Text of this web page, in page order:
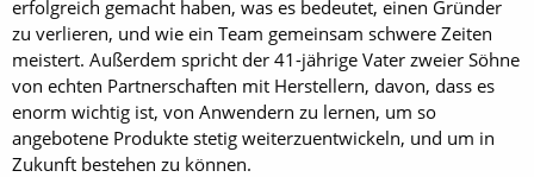
erfolgreich gemacht haben, was es bedeutet, einen Gründer
zu verlieren, und wie ein Team gemeinsam schwere Zeiten
meistert. Außerdem spricht der 41-jährige Vater zweier Söhne
von echten Partnerschaften mit Herstellern, davon, dass es
enorm wichtig ist, von Anwendern zu lernen, um so
angebotene Produkte stetig weiterzuentwickeln, und um in
Zukunft bestehen zu können.